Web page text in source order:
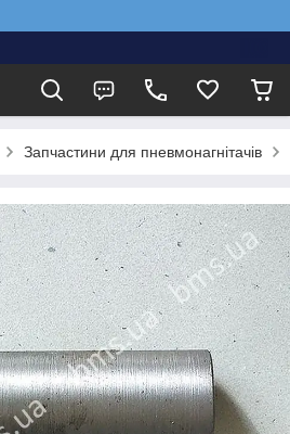
Запчастини для пневмонагнітачів